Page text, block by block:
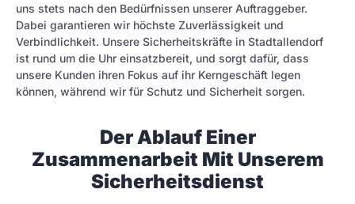
uns stets nach den Bedürfnissen unserer Auftraggeber.
Dabei garantieren wir höchste Zuverlässigkeit und
Verbindlichkeit. Unsere Sicherheitskräfte in Stadtallendorf
ist rund um die Uhr einsatzbereit, und sorgt dafür, dass
unsere Kunden ihren Fokus auf ihr Kerngeschäft legen
können, während wir für Schutz und Sicherheit sorgen.
Der Ablauf Einer
Zusammenarbeit Mit Unserem
Sicherheitsdienst